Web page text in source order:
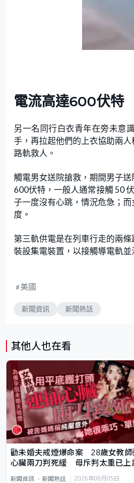
電流高達600伏特
另一名同行白衣青年在旁未意
手，再拉起他們的上衣協助兩
路軌救人。
觸電男女送院搶救，期間男子
600伏特，一般人通常接觸 50
子一度沒有心跳，情況危急；
度。
第三軌供電是在列車行走的兩
裝設集電裝置，以接觸導電軌並
美國
新聞資訊 新聞熱話
其他人也在看
勸未婚夫戒煙爆命案 28歲女教師
心臟兩刀判死緩 母斥判太重已上
新聞資訊 新聞熱話 2026年08月05日